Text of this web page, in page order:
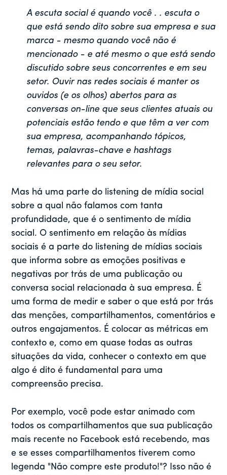
A escuta social é quando você . . escuta o
que está sendo dito sobre sua empresa e sua
marca - mesmo quando você não é
mencionado - e até mesmo o que está sendo
discutido sobre seus concorrentes e em seu
setor. Ouvir nas redes sociais é manter os
ouvidos (e os olhos) abertos para as
conversas on-line que seus clientes atuais ou
potenciais estão tendo e que têm a ver com
sua empresa, acompanhando tópicos,
temas, palavras-chave e hashtags
relevantes para o seu setor.
Mas há uma parte do listening de mídia social
sobre a qual não falamos com tanta
profundidade, que é o sentimento de mídia
social. O sentimento em relação às mídias
sociais é a parte do listening de mídias sociais
que informa sobre as emoções positivas e
negativas por trás de uma publicação ou
conversa social relacionada à sua empresa. É
uma forma de medir e saber o que está por trás
das menções, compartilhamentos, comentários e
outros engajamentos. É colocar as métricas em
contexto e, como em quase todas as outras
situações da vida, conhecer o contexto em que
algo é dito é fundamental para uma
compreensão precisa.
Por exemplo, você pode estar animado com
todos os compartilhamentos que sua publicação
mais recente no Facebook está recebendo, mas
e se esses compartilhamentos tiverem como
legenda "Não compre este produto!"? Isso não é